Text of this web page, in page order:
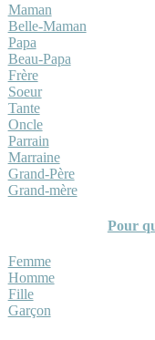
Maman
Belle-Maman
Papa
Beau-Papa
Frère
Soeur
Tante
Oncle
Parrain
Marraine
Grand-Père
Grand-mère
Pour
Femme
Homme
Fille
Garçon